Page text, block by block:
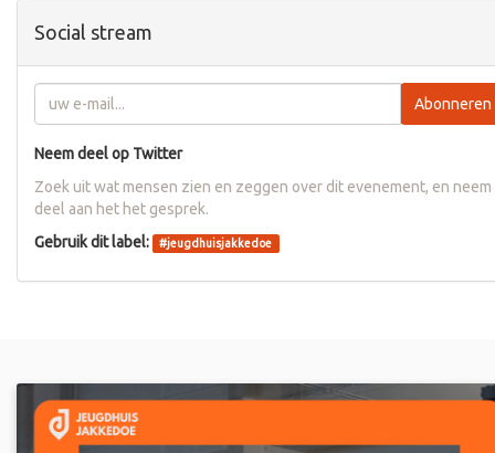
Social stream
Abonneren
Neem deel op Twitter
Zoek uit wat mensen zien en zeggen over dit evenement, en neem
deel aan het het gesprek.
Gebruik dit label:
#jeugdhuisjakkedoe